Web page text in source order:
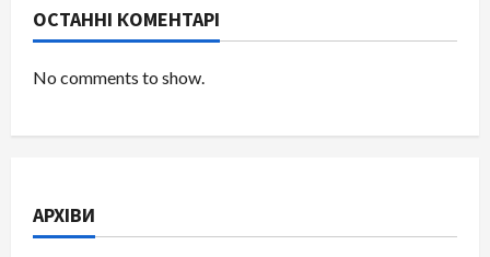
ОСТАННІ КОМЕНТАРІ
No comments to show.
АРХІВИ